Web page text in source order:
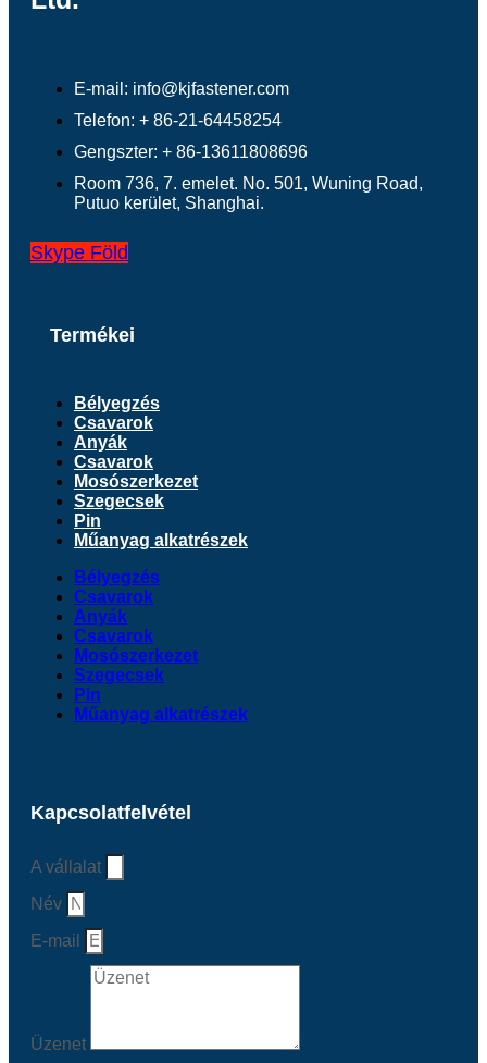
E-mail: info@kjfastener.com
Telefon: + 86-21-64458254
Gengszter: + 86-13611808696
Room 736, 7. emelet. No. 501, Wuning Road,
Putuo kerület, Shanghai.
Skype Föld
Termékei
Bélyegzés
Csavarok
Anyák
Csavarok
Mosószerkezet
Szegecsek
Pin
Műanyag alkatrészek
Bélyegzés
Csavarok
Anyák
Csavarok
Mosószerkezet
Szegecsek
Pin
Műanyag alkatrészek
Kapcsolatfelvétel
A vállalat
Név
E-mail
Üzenet